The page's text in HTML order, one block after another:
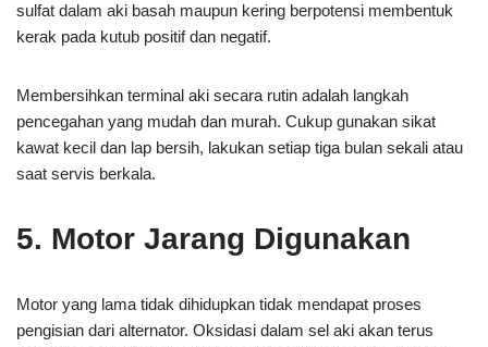
sulfat dalam aki basah maupun kering berpotensi membentuk
kerak pada kutub positif dan negatif.
Membersihkan terminal aki secara rutin adalah langkah
pencegahan yang mudah dan murah. Cukup gunakan sikat
kawat kecil dan lap bersih, lakukan setiap tiga bulan sekali atau
saat servis berkala.
5. Motor Jarang Digunakan
Motor yang lama tidak dihidupkan tidak mendapat proses
pengisian dari alternator. Oksidasi dalam sel aki akan terus